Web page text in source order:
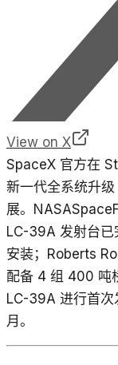
View on X
SpaceX 官方在
新一代全系统升
展。
LC-39A 发射台已
安装；Roberts
配备 4 组 400 吨
LC-39A 进行首次
月。